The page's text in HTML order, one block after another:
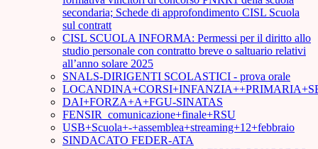
secondaria; Schede di approfondimento CISL Scuola
sul contratt
CISL SCUOLA INFORMA: Permessi per il diritto allo
studio personale con contratto breve o saltuario relativi
all’anno solare 2025
SNALS-DIRIGENTI SCOLASTICI - prova orale
DAI+FORZA+A+FGU-SINATAS
FENSIR_comunicazione+finale+RSU
USB+Scuola+-+assemblea+streaming+12+febbraio
SINDACATO FEDER-ATA